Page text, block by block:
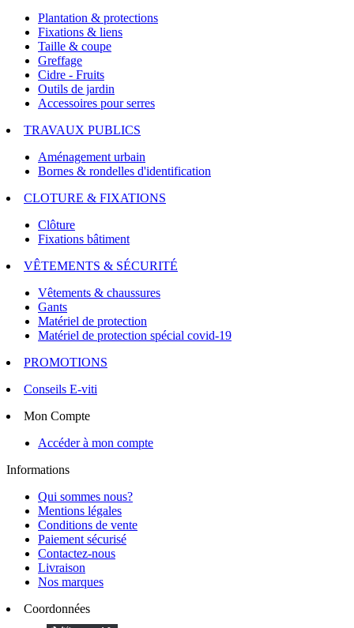
Plantation & protections
Fixations & liens
Taille & coupe
Greffage
Cidre - Fruits
Outils de jardin
Accessoires pour serres
TRAVAUX PUBLICS
Aménagement urbain
Bornes & rondelles d'identification
CLOTURE & FIXATIONS
Clôture
Fixations bâtiment
VÊTEMENTS & SÉCURITÉ
Vêtements & chaussures
Gants
Matériel de protection
Matériel de protection spécial covid-19
PROMOTIONS
Conseils E-viti
Mon Compte
Accéder à mon compte
Informations
Qui sommes nous?
Mentions légales
Conditions de vente
Paiement sécurisé
Contactez-nous
Livraison
Nos marques
Coordonnées